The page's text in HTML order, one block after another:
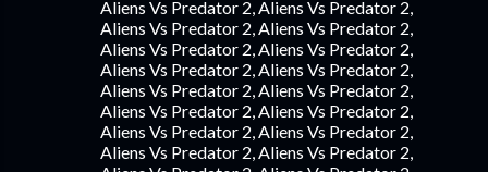
Aliens Vs Predator 2, Aliens Vs Predator 2,
Aliens Vs Predator 2, Aliens Vs Predator 2,
Aliens Vs Predator 2, Aliens Vs Predator 2,
Aliens Vs Predator 2, Aliens Vs Predator 2,
Aliens Vs Predator 2, Aliens Vs Predator 2,
Aliens Vs Predator 2, Aliens Vs Predator 2,
Aliens Vs Predator 2, Aliens Vs Predator 2,
Aliens Vs Predator 2, Aliens Vs Predator 2,